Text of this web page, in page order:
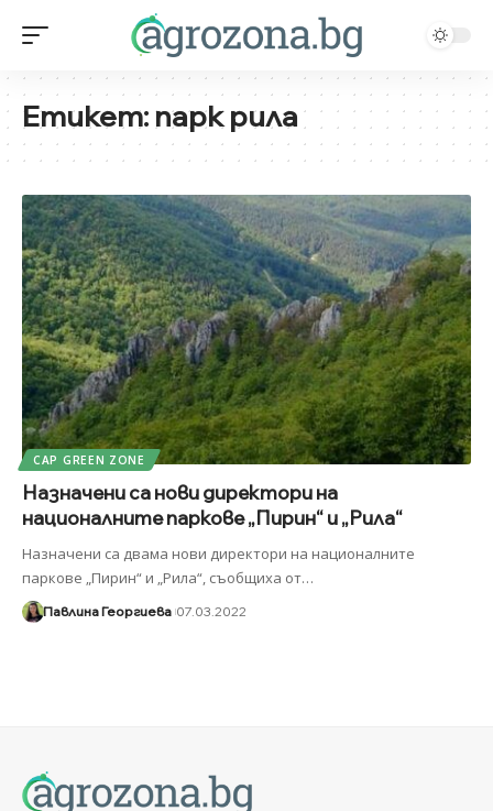
Етикет:парк рила
CAP GREEN ZONE
Назначени са нови директори на
националните паркове „Пирин“ и „Рила“
Назначени са двама нови директори на националните
паркове „Пирин“ и „Рила“, съобщиха от…
Павлина Георгиева 07.03.2022